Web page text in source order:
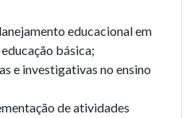
educacional em
básica;
e investigativas no ensino
de atividades